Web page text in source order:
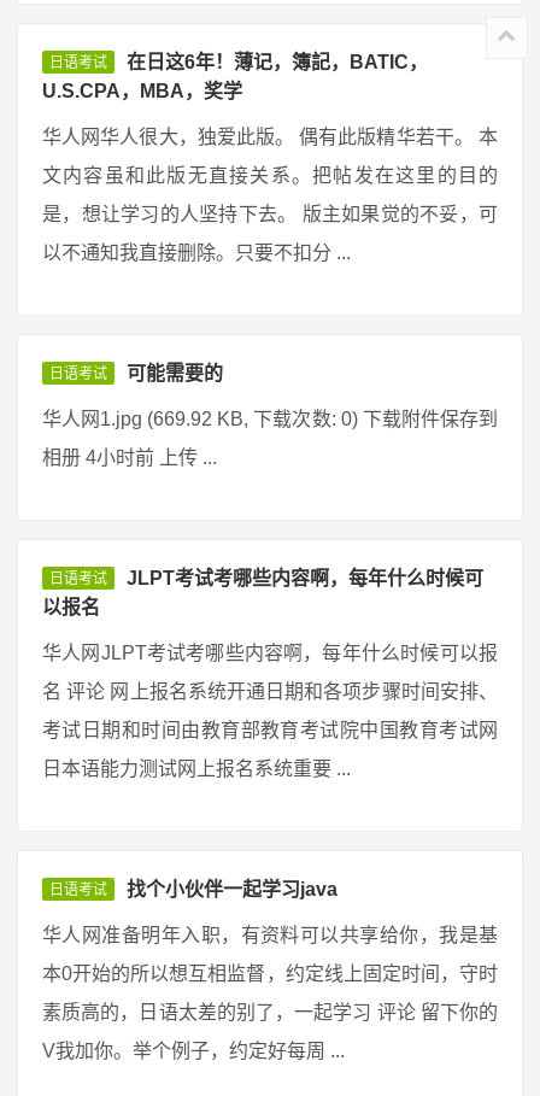
日语考试
在日这6年！薄记，簿記，BATIC，
U.S.CPA，MBA，奖学
华人网华人很大，独爱此版。 偶有此版精华若干。 本
文内容虽和此版无直接关系。把帖发在这里的目的
是，想让学习的人坚持下去。 版主如果觉的不妥，可
以不通知我直接删除。只要不扣分 ...
日语考试 可能需要的
华人网1.jpg (669.92 KB, 下载次数: 0) 下载附件保存到
相册 4小时前 上传 ...
日语考试
JLPT考试考哪些内容啊，每年什么时候可
以报名
华人网JLPT考试考哪些内容啊，每年什么时候可以报
名 评论 网上报名系统开通日期和各项步骤时间安排、
考试日期和时间由教育部教育考试院中国教育考试网
日本语能力测试网上报名系统重要 ...
日语考试 找个小伙伴一起学习java
华人网准备明年入职，有资料可以共享给你，我是基
本0开始的所以想互相监督，约定线上固定时间，守时
素质高的，日语太差的别了，一起学习 评论 留下你的
V我加你。举个例子，约定好每周 ...